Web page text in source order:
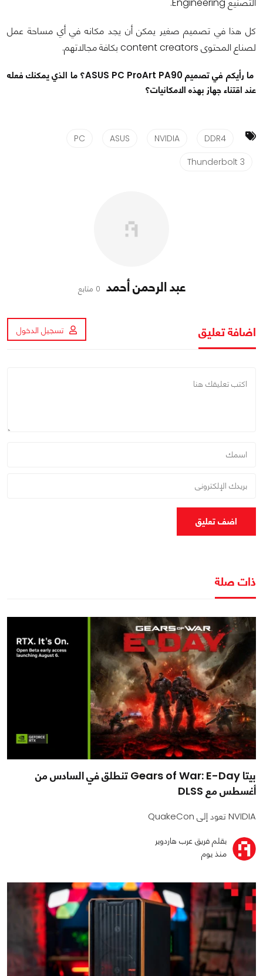
التصنيع Engineering.
كل هذا في تصميم صغير يمكن أن يجد مكانه في أي مساحة عمل
لصناع المحتوى content creators بكافة مجالاتهم.
ما رأيكم في تصميم ASUS PC ProArt PA90؟ ما الذي يمكنك فعله
عند اقتناء جهاز بهذه الامكانيات؟
DDR4
NVIDIA
ASUS
PC
Thunderbolt 3
عبد الرحمن أحمد 0 متابع
اضافة تعليق تسجيل الدخول
اضف تعليق
ذات صلة
بيتا Gears of War: E-Day تنطلق في السادس من
أغسطس مع DLSS
NVIDIA تعود إلى QuakeCon
بقلم فريق عرب هاردوير
منذ يوم